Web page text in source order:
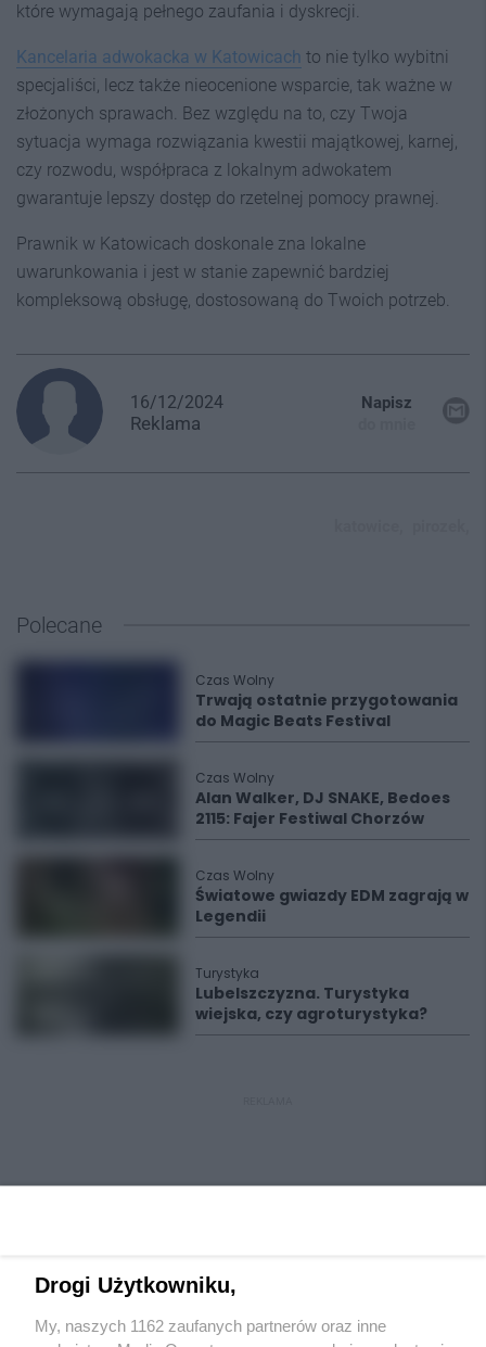
które wymagają pełnego zaufania i dyskrecji.
Kancelaria adwokacka w Katowicach to nie tylko wybitni
specjaliści, lecz także nieocenione wsparcie, tak ważne w
złożonych sprawach. Bez względu na to, czy Twoja
sytuacja wymaga rozwiązania kwestii majątkowej, karnej,
czy rozwodu, współpraca z lokalnym adwokatem
gwarantuje lepszy dostęp do rzetelnej pomocy prawnej.
Prawnik w Katowicach doskonale zna lokalne
uwarunkowania i jest w stanie zapewnić bardziej
kompleksową obsługę, dostosowaną do Twoich potrzeb.
16/12/2024
Reklama
Napisz
Polecane
Czas Wolny
Trwają ostatnie przygotowania
do Magic Beats Festival
Czas Wolny
Alan Walker, DJ SNAKE, Bedoes
2115: Fajer Festiwal Chorzów
Czas Wolny
Światowe gwiazdy EDM zagrają w
Legendii
Turystyka
Lubelszczyzna. Turystyka
wiejska, czy agroturystyka?
Wydawca mediówlokalnych
Drogi Użytkowniku,
My, naszych 1162 zaufanych partnerów oraz inne